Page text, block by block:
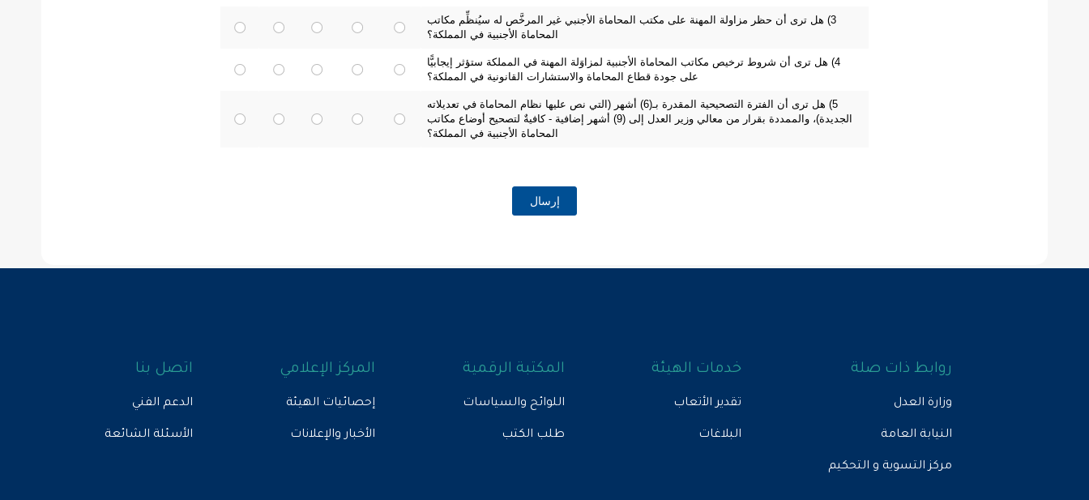
3) هل ترى أن حظر مزاولة المهنة على مكتب المحاماة الأجنبي غير المرخَّص له سيُنظِّم مكاتب
المحاماة الأجنبية في المملكة؟
4) هل ترى أن شروط ترخيص مكاتب المحاماة الأجنبية لمزاوَلة المهنة في المملكة ستؤثر إيجابيًّا
على جودة قطاع المحاماة والاستشارات القانونية في المملكة؟
5) هل ترى أن الفترة التصحيحية المقدرة بـ(6) أشهر (التي نص عليها نظام المحاماة في تعديلاته
الجديدة)، والممددة بقرار من معالي وزير العدل إلى (9) أشهر إضافية - كافيةٌ لتصحيح أوضاع مكاتب
المحاماة الأجنبية في المملكة؟
إرسال
روابط ذات صلة
وزارة العدل
النيابة العامة
مركز التسوية و التحكيم
خدمات الهيئة
تقدير الأتعاب
البلاغات
المكتبة الرقمية
اللوائح والسياسات
طلب الكتب
المركز الإعلامي
إحصائيات الهيئة
الأخبار والإعلانات
اتصل بنا
الدعم الفني
الأسئلة الشائعة